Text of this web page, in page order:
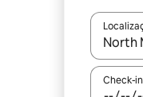
Check-in